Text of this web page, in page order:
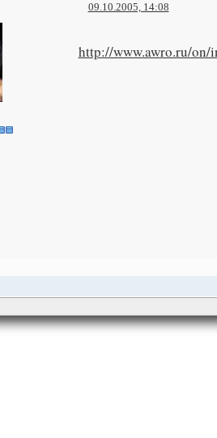
09.10.2005, 14:08
http://www.awro.ru/on/